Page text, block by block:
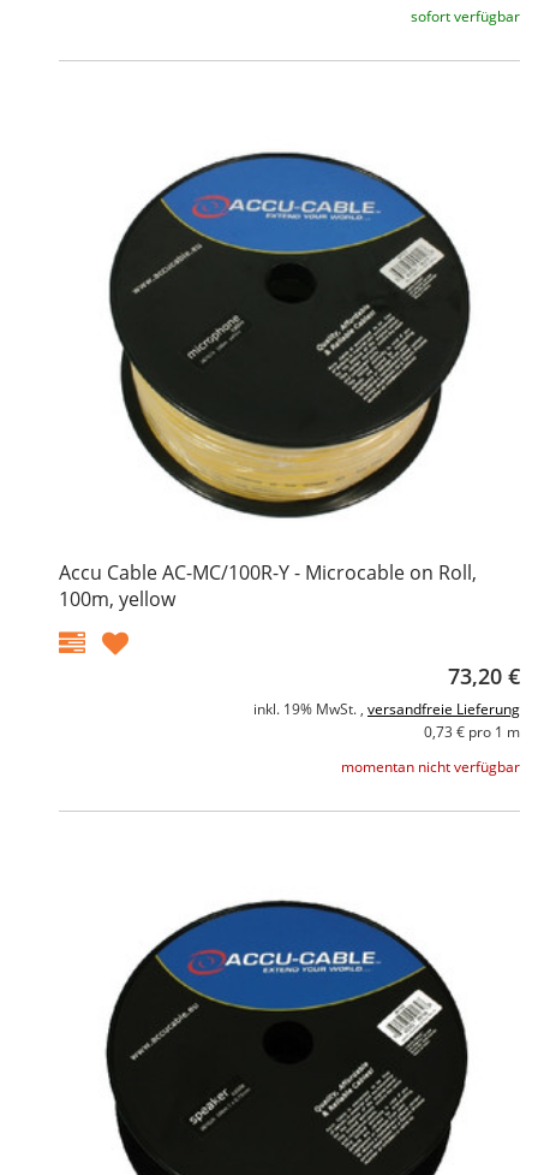
sofort verfügbar
Accu Cable AC-MC/100R-Y - Microcable on Roll,
100m, yellow
73,20 €
inkl. 19% MwSt. , versandfreie Lieferung
0,73 € pro 1 m
momentan nicht verfügbar